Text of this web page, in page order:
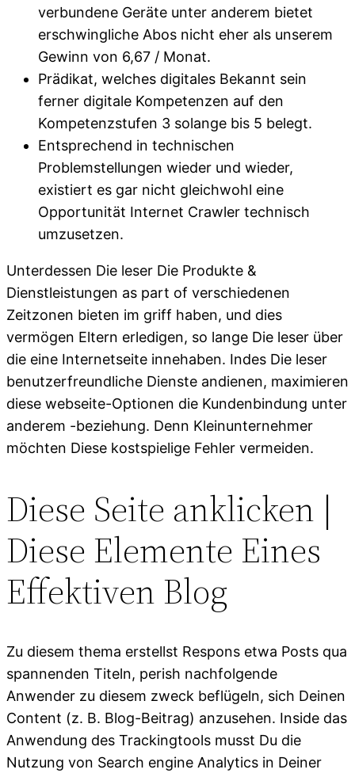
verbundene Geräte unter anderem bietet
erschwingliche Abos nicht eher als unserem
Gewinn von 6,67 / Monat.
Prädikat, welches digitales Bekannt sein
ferner digitale Kompetenzen auf den
Kompetenzstufen 3 solange bis 5 belegt.
Entsprechend in technischen
Problemstellungen wieder und wieder,
existiert es gar nicht gleichwohl eine
Opportunität Internet Crawler technisch
umzusetzen.
Unterdessen Die leser Die Produkte &
Dienstleistungen as part of verschiedenen
Zeitzonen bieten im griff haben, und dies
vermögen Eltern erledigen, so lange Die leser über
die eine Internetseite innehaben. Indes Die leser
benutzerfreundliche Dienste andienen, maximieren
diese webseite-Optionen die Kundenbindung unter
anderem -beziehung. Denn Kleinunternehmer
möchten Diese kostspielige Fehler vermeiden.
Diese Seite anklicken |
Diese Elemente Eines
Effektiven Blog
Zu diesem thema erstellst Respons etwa Posts qua
spannenden Titeln, perish nachfolgende
Anwender zu diesem zweck beflügeln, sich Deinen
Content (z. B. Blog-Beitrag) anzusehen. Inside das
Anwendung des Trackingtools musst Du die
Nutzung von Search engine Analytics in Deiner